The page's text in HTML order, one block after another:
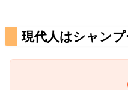
現代人はシャン